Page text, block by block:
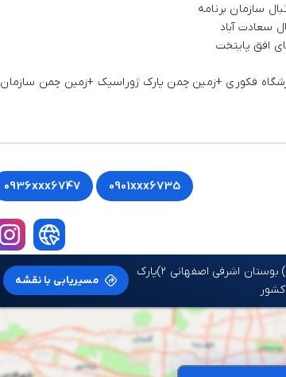
فکوری +زمین چمن پارک ژوراسیک +زمین چمن سازمان
0901xxx6735
0936xxx6747
۱) مرزداران ۲) سعادت آباد ۳) میدان آزادی ،۱) بوستان اشرفی اصفهانی ۲)پارک
مسیریابی با نقشه